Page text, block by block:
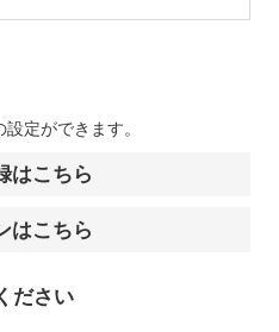
定ができます。
はこちら
はこちら
ださい